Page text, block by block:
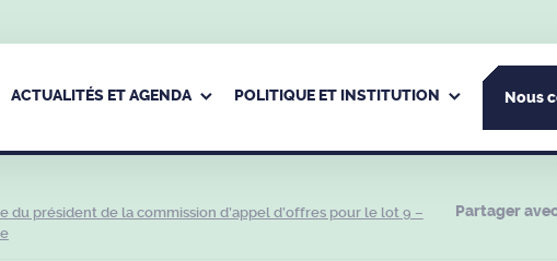
ACTUALITÉS ET AGENDA POLITIQUE ET INSTITUTION Nous
du président de la commission d’appel d’offres pour le lot 9 –
Partager